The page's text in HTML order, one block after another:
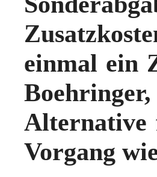
einmal ein
Alternative
Vorgang